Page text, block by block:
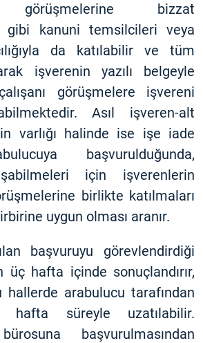
görüşmelerine bizzat
gibi kanuni temsilcileri veya
da katılabilir ve tüm
işverenin yazılı belgeyle
görüşmelere işvereni
Asıl işveren-alt
varlığı halinde ise işe iade
başvurulduğunda,
için işverenlerin
birlikte katılmaları
uygun olması aranır.
başvuruyu görevlendirdiği
hafta içinde sonuçlandırır,
arabulucu tarafından
süreyle uzatılabilir.
başvurulmasından